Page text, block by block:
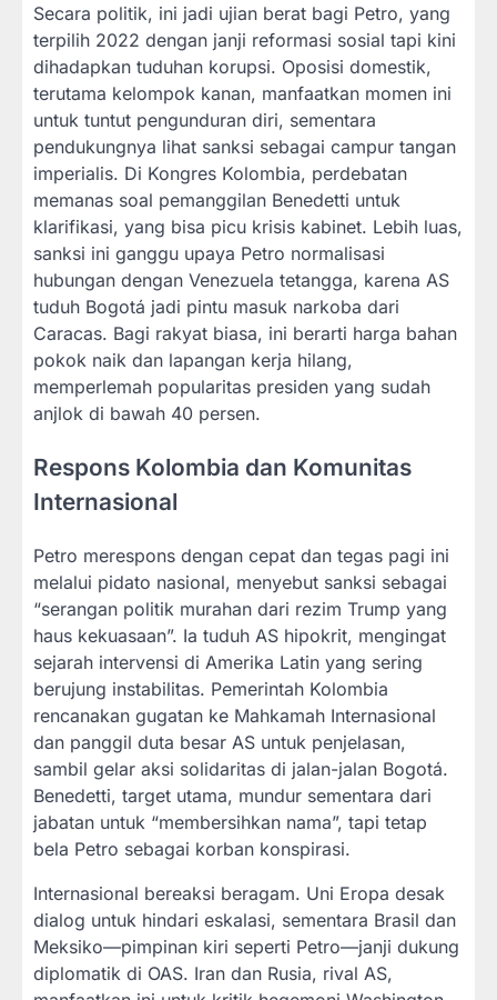
Secara politik, ini jadi ujian berat bagi Petro, yang
terpilih 2022 dengan janji reformasi sosial tapi kini
dihadapkan tuduhan korupsi. Oposisi domestik,
terutama kelompok kanan, manfaatkan momen ini
untuk tuntut pengunduran diri, sementara
pendukungnya lihat sanksi sebagai campur tangan
imperialis. Di Kongres Kolombia, perdebatan
memanas soal pemanggilan Benedetti untuk
klarifikasi, yang bisa picu krisis kabinet. Lebih luas,
sanksi ini ganggu upaya Petro normalisasi
hubungan dengan Venezuela tetangga, karena AS
tuduh Bogotá jadi pintu masuk narkoba dari
Caracas. Bagi rakyat biasa, ini berarti harga bahan
pokok naik dan lapangan kerja hilang,
memperlemah popularitas presiden yang sudah
anjlok di bawah 40 persen.
Respons Kolombia dan Komunitas
Internasional
Petro merespons dengan cepat dan tegas pagi ini
melalui pidato nasional, menyebut sanksi sebagai
“serangan politik murahan dari rezim Trump yang
haus kekuasaan”. Ia tuduh AS hipokrit, mengingat
sejarah intervensi di Amerika Latin yang sering
berujung instabilitas. Pemerintah Kolombia
rencanakan gugatan ke Mahkamah Internasional
dan panggil duta besar AS untuk penjelasan,
sambil gelar aksi solidaritas di jalan-jalan Bogotá.
Benedetti, target utama, mundur sementara dari
jabatan untuk “membersihkan nama”, tapi tetap
bela Petro sebagai korban konspirasi.
Internasional bereaksi beragam. Uni Eropa desak
dialog untuk hindari eskalasi, sementara Brasil dan
Meksiko—pimpinan kiri seperti Petro—janji dukung
diplomatik di OAS. Iran dan Rusia, rival AS,